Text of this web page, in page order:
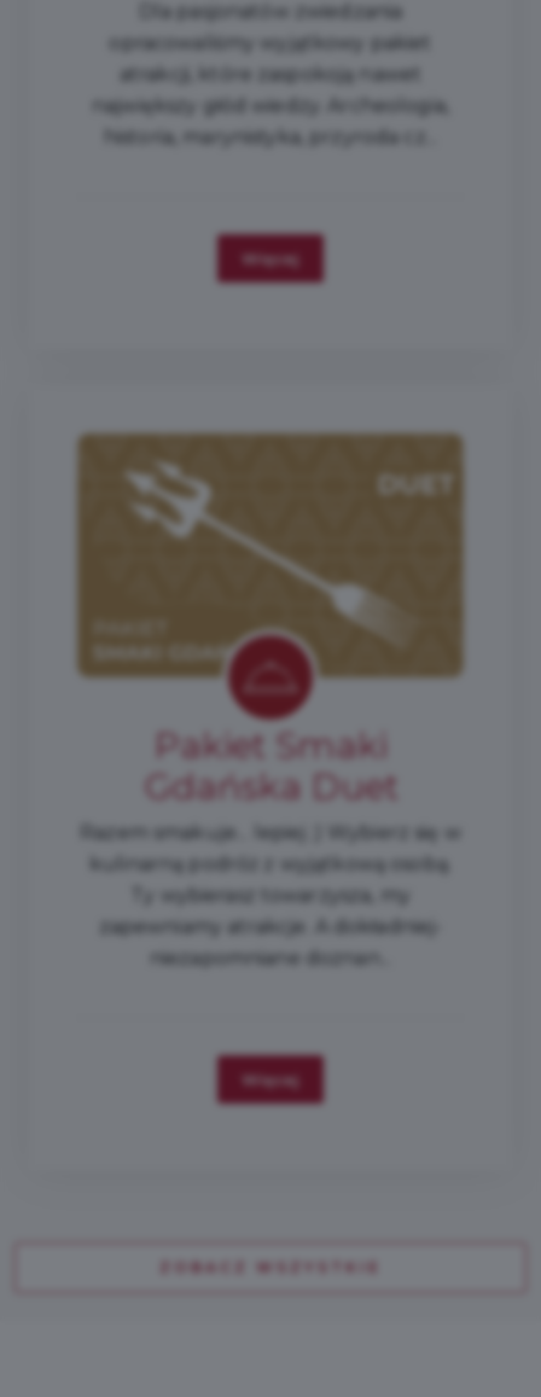
Dla pasjonatów zwiedzania
opracowaliśmy wyjątkowy pakiet
atrakcji, które zaspokoją nawet
największy głód wiedzy. Archeologia,
historia, marynistyka, przyroda cz...
Więcej
Pakiet Smaki
Gdańska Duet
Razem smakuje... lepiej ;) Wybierz się w
kulinarną podróż z wyjątkową osobą.
Ty wybierasz towarzysza, my
zapewniamy atrakcje. A dokładniej-
niezapomniane doznan...
Więcej
ZOBACZ WSZYSTKIE